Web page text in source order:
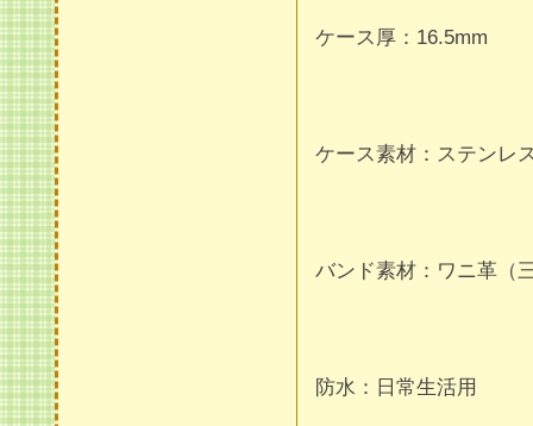
ケース厚：16.5mm
ケース素材：ステンレ
バンド素材：ワニ革（
防水：日常生活用